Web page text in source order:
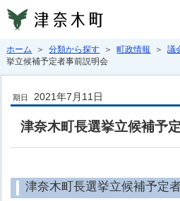
ホーム ＞分類から探す ＞町政情報 ＞議
挙立候補予定者事前説明会
期日 2021年7月11日
津奈木町長選挙立候補予
津奈木町長選挙立候補予定